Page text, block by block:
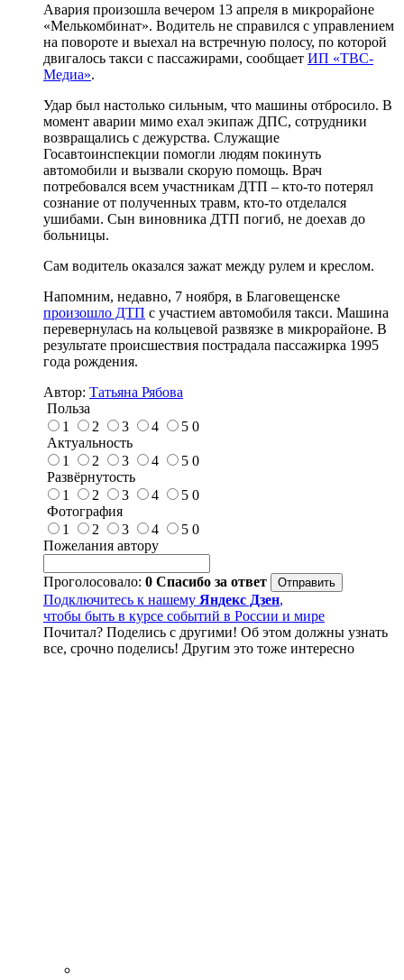
Авария произошла вечером 13 апреля в микрорайоне
«Мелькомбинат». Водитель не справился с управлением
на повороте и выехал на встречную полосу, по которой
двигалось такси с пассажирами, сообщает ИП «ТВС-
Медиа».
Удар был настолько сильным, что машины отбросило. В
момент аварии мимо ехал экипаж ДПС, сотрудники
возвращались с дежурства. Служащие
Госавтоинспекции помогли людям покинуть
автомобили и вызвали скорую помощь. Врач
потребовался всем участникам ДТП – кто-то потерял
сознание от полученных травм, кто-то отделался
ушибами. Сын виновника ДТП погиб, не доехав до
больницы.
Сам водитель оказался зажат между рулем и креслом.
Напомним, недавно, 7 ноября, в Благовещенске
произошло ДТП с участием автомобиля такси. Машина
перевернулась на кольцевой развязке в микрорайоне. В
результате происшествия пострадала пассажирка 1995
года рождения.
Автор: Татьяна Рябова
Польза
1
2 3 4 5 0
Актуальность
1
2 3 4 5 0
Развёрнутость
1
2 3 4 5 0
Фотография
1
2 3 4 5 0
Пожелания автору
Проголосовало: 0 Спасибо за ответ
Подключитесь к нашему Яндекс Дзен,
чтобы быть в курсе событий в России и мире
Почитал? Поделись с другими! Об этом должны узнать
все, срочно поделись! Другим это тоже интересно